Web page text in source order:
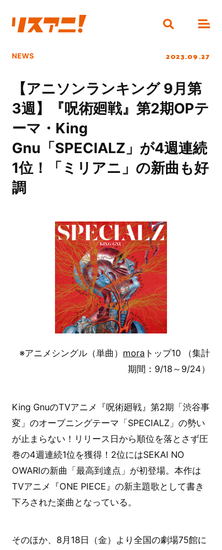
NEWS 2023.09.27
【アニソンランキング 9月第
3週】『呪術廻戦』第2期OPテ
ーマ・King
Gnu「SPECIALZ」が4週連続
1位！「ミリアニ」の新曲も好
調
※アニメシングル（単曲） mora トップ10 （集計
期間：9/18～9/24）
King GnuのTVアニメ『呪術廻戦』第2期「渋谷事
変」のオープニングテーマ「SPECIALZ」の勢い
が止まらない！リリース日から順位を落とさず圧
巻の4週連続1位を獲得！2位にはSEKAI NO
OWARIの新曲「最高到達点」が初登場。本作は
TVアニメ『ONE PIECE』の新主題歌として書き
下ろされた楽曲となっている。
そのほか、8月18日（金）より全国の劇場75館に